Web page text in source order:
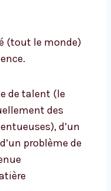
(tout le monde)
de talent (le
des
d’un
problème de